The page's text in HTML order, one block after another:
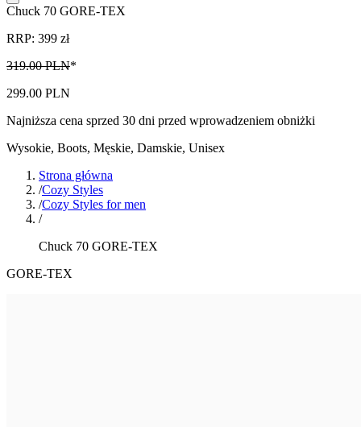
Chuck 70 GORE-TEX
RRP: 399 zł
319.00 PLN*
299.00 PLN
Najniższa cena sprzed 30 dni przed wprowadzeniem obniżki
Wysokie, Boots, Męskie, Damskie, Unisex
Strona główna
/Cozy Styles
/Cozy Styles for men
/
Chuck 70 GORE-TEX
GORE-TEX